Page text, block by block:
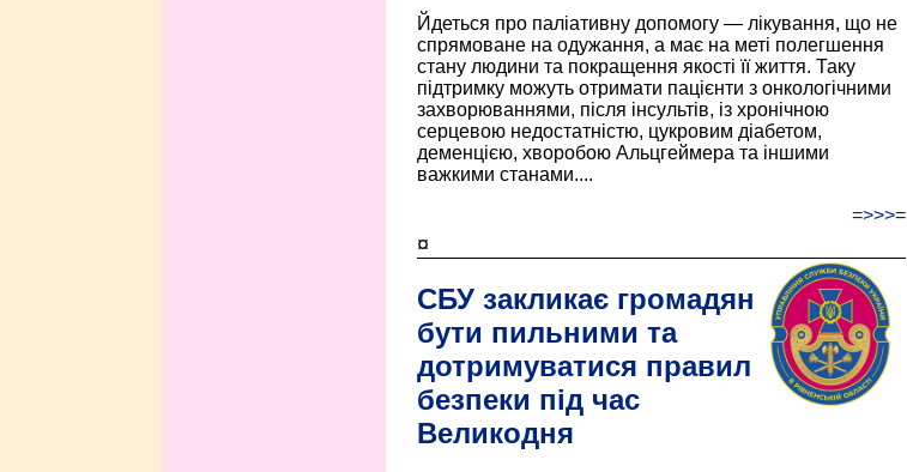
Йдеться про паліативну допомогу — лікування, що не
спрямоване на одужання, а має на меті полегшення
стану людини та покращення якості її життя. Таку
підтримку можуть отримати пацієнти з онкологічними
захворюваннями, після інсультів, із хронічною
серцевою недостатністю, цукровим діабетом,
деменцією, хворобою Альцгеймера та іншими
важкими станами....
=>>>=
¤
СБУ закликає громадян
бути пильними та
дотримуватися правил
безпеки під час
Великодня